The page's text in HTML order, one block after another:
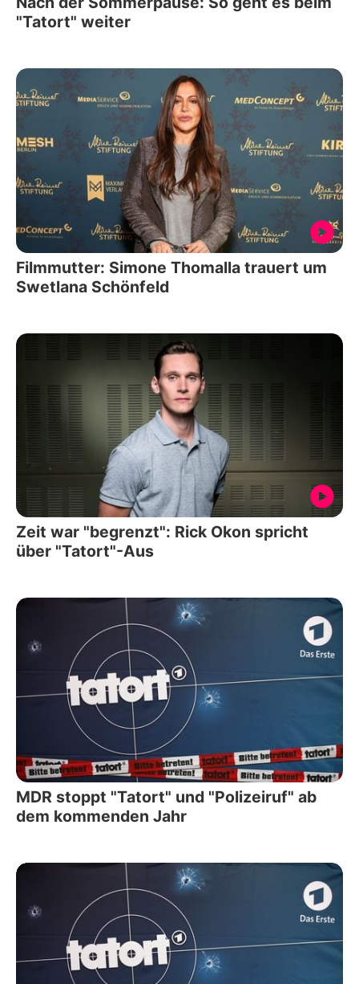
"Tatort" weiter
Filmmutter: Simone Thomalla trauert um
Swetlana Schönfeld
Zeit war "begrenzt": Rick Okon spricht
über "Tatort"-Aus
MDR stoppt "Tatort" und "Polizeiruf" ab
dem kommenden Jahr